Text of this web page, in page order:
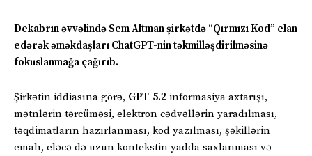
Dekabrın əvvəlində Sem Altman şirkətdə “Qırmızı Kod” elan
edərək əməkdaşları ChatGPT-nin təkmilləşdirilməsinə
fokuslanmağa çağırıb.
Şirkətin iddiasına görə, GPT-5.2 informasiya axtarışı,
mətnlərin tərcüməsi, elektron cədvəllərin yaradılması,
təqdimatların hazırlanması, kod yazılması, şəkillərin
emalı, eləcə də uzun kontekstin yadda saxlanması və